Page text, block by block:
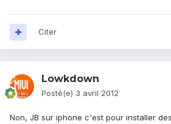
Citer
Lowkdown
Posté(e) 3 avril 2012
Non, JB sur iphone c'est pour installer